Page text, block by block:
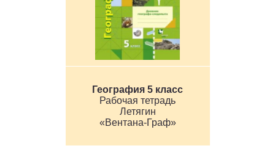
География 5 класс
Рабочая тетрадь
Летягин
«Вентана-Граф»